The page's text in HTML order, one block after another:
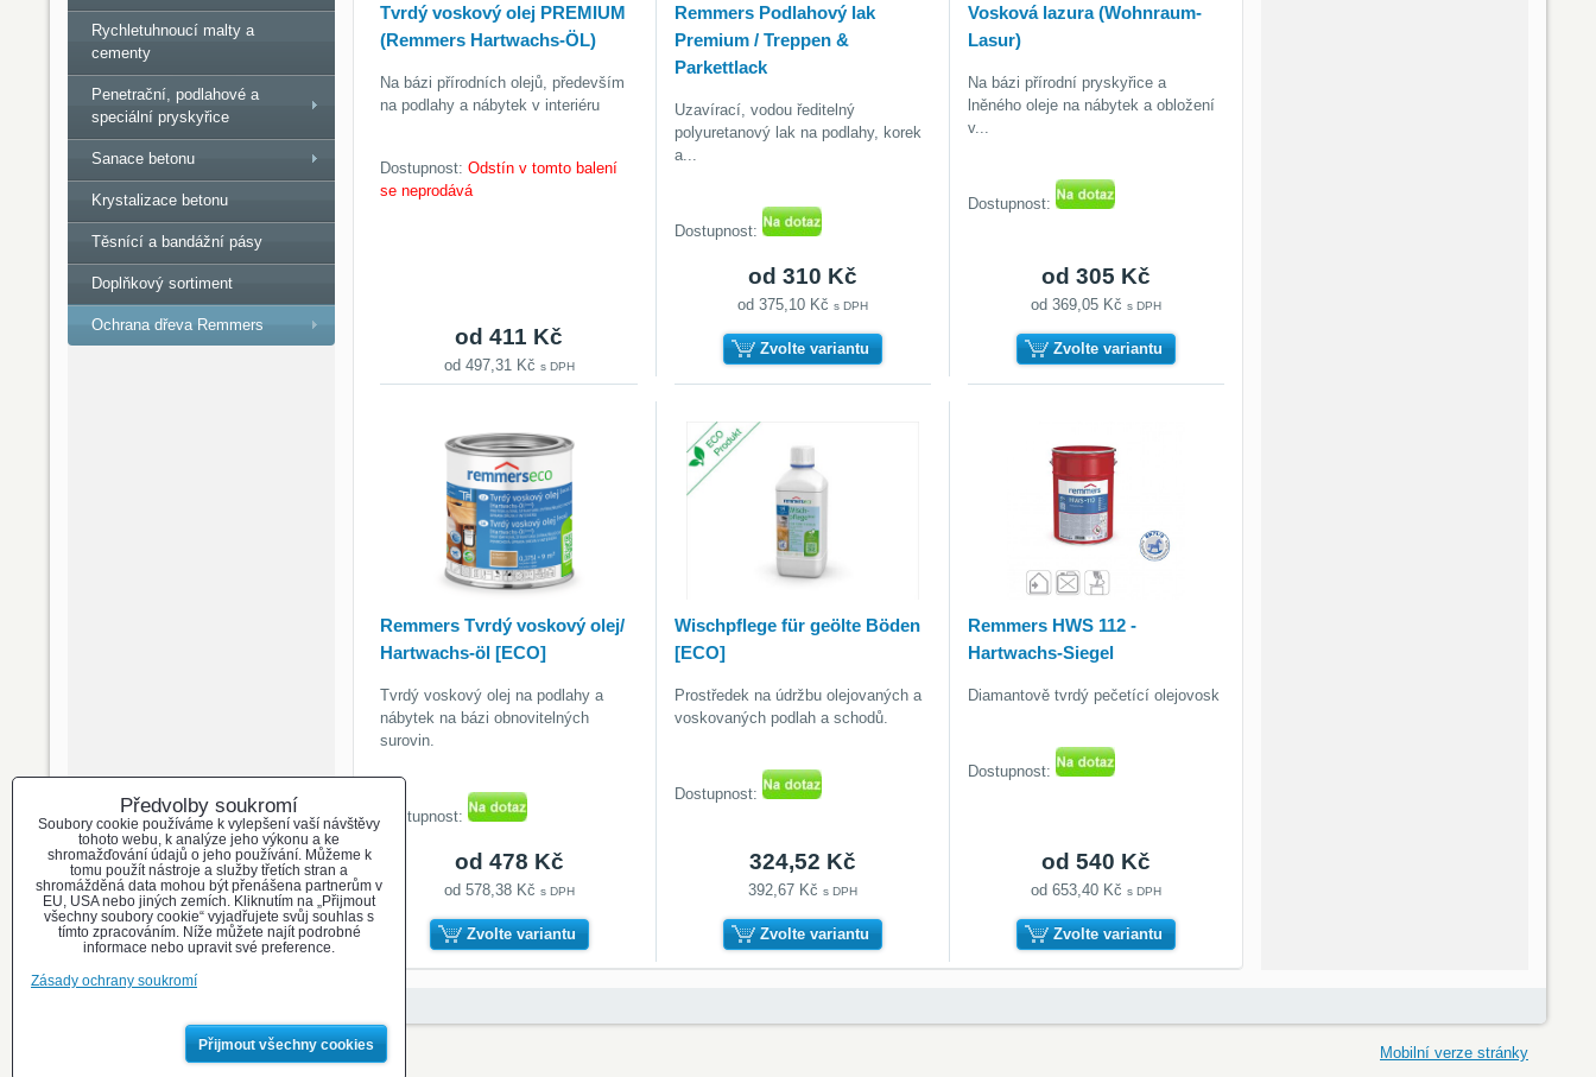
Tvrdý voskový olej PREMIUM
(Remmers Hartwachs-ÖL)
Na bázi přírodních olejů, především
na podlahy a nábytek v interiéru
Dostupnost:Odstín v tomto balení
se neprodává
od 411 Kč
od 497,31 Kč s DPH
Remmers Podlahový lak
Premium / Treppen &
Parkettlack
Uzavírací, vodou ředitelný
polyuretanový lak na podlahy, korek
a...
Dostupnost:
od 310 Kč
od 375,10 Kčs DPH
Zvolte variantu
Vosková lazura (Wohnraum-
Lasur)
Na bázi přírodní pryskyřice a
lněného oleje na nábytek a obložení
v...
Dostupnost:
od 305 Kč
od 369,05 Kčs DPH
Zvolte variantu
Remmers Tvrdý voskový olej/
Hartwachs-öl [ECO]
Tvrdý voskový olej na podlahy a
nábytek na bázi obnovitelných
surovin.
Dostupnost:
od 478 Kč
od 578,38 Kč s DPH
Zvolte variantu
Wischpflege für geölte Böden
[ECO]
Prostředek na údržbu olejovaných a
voskovaných podlah a schodů.
Dostupnost:
324,52 Kč
392,67 Kčs DPH
Zvolte variantu
Remmers HWS 112 -
Hartwachs-Siegel
Diamantově tvrdý pečetící olejovosk
Dostupnost:
od 540 Kč
od 653,40 Kčs DPH
Zvolte variantu
Rychletuhnoucí malty a
cementy
Penetrační, podlahové a
speciální pryskyřice
Sanace betonu
Krystalizace betonu
Těsnící a bandážní pásy
Doplňkový sortiment
Ochrana dřeva Remmers
Předvolby soukromí Zásady ochrany soukromí Mobilní verze stránky
Předvolby soukromí
Soubory cookie používáme k vylepšení vaší návštěvy
tohoto webu, k analýze jeho výkonu a ke
shromažďování údajů o jeho používání. Můžeme k
tomu použít nástroje a služby třetích stran a
shromážděná data mohou být přenášena partnerům v
EU, USA nebo jiných zemích. Kliknutím na „Přijmout
všechny soubory cookie“ vyjadřujete svůj souhlas s
tímto zpracováním. Níže můžete najít podrobné
informace nebo upravit své preference.
Zásady ochrany soukromí
Přijmout všechny cookies